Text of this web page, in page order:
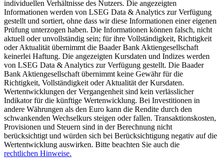
individuellen Verhältnisse des Nutzers. Die angezeigten
Informationen werden von LSEG Data & Analytics zur Verfügung
gestellt und sortiert, ohne dass wir diese Informationen einer eigenen
Prüfung unterzogen haben. Die Informationen können falsch, nicht
aktuell oder unvollständig sein; für ihre Vollständigkeit, Richtigkeit
oder Aktualität übernimmt die Baader Bank Aktiengesellschaft
keinerlei Haftung. Die angezeigten Kursdaten und Indizes werden
von LSEG Data & Analytics zur Verfügung gestellt. Die Baader
Bank Aktiengesellschaft übernimmt keine Gewähr für die
Richtigkeit, Vollständigkeit oder Aktualität der Kursdaten.
Wertentwicklungen der Vergangenheit sind kein verlässlicher
Indikator für die künftige Wertenwicklung. Bei Investitionen in
andere Währungen als den Euro kann die Rendite durch den
schwankenden Wechselkurs steigen oder fallen. Transaktionskosten,
Provisionen und Steuern sind in der Berechnung nicht
berücksichtigt und würden sich bei Berücksichtigung negativ auf die
Wertentwicklung auswirken. Bitte beachten Sie auch die
rechtlichen Hinweise.